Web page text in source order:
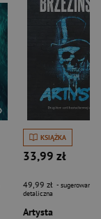
KSIĄŻKA
33,99 zł
49,99 zł - sugerowana
detaliczna
Artysta